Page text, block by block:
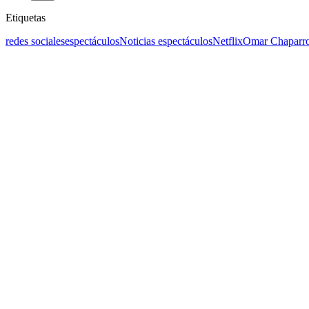
Etiquetas
redes socialesespectáculosNoticias espectáculosNetflixOmar